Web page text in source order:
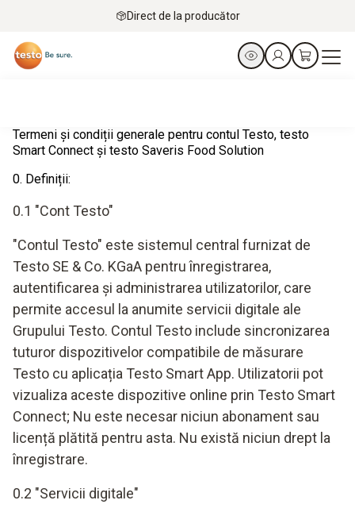
Direct de la producător
Termeni și condiții generale pentru contul Testo, testo
Smart Connect și testo Saveris Food Solution
0. Definiții:
0.1 "Cont Testo"
"Contul Testo" este sistemul central furnizat de
Testo SE & Co. KGaA pentru înregistrarea,
autentificarea și administrarea utilizatorilor, care
permite accesul la anumite servicii digitale ale
Grupului Testo. Contul Testo include sincronizarea
tuturor dispozitivelor compatibile de măsurare
Testo cu aplicația Testo Smart App. Utilizatorii pot
vizualiza aceste dispozitive online prin Testo Smart
Connect; Nu este necesar niciun abonament sau
licență plătită pentru asta. Nu există niciun drept la
înregistrare.
0.2 "Servicii digitale"